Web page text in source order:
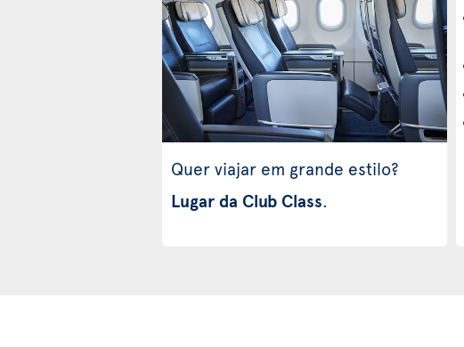
Quer viajar em grande estilo?
Lugar da Club Class.